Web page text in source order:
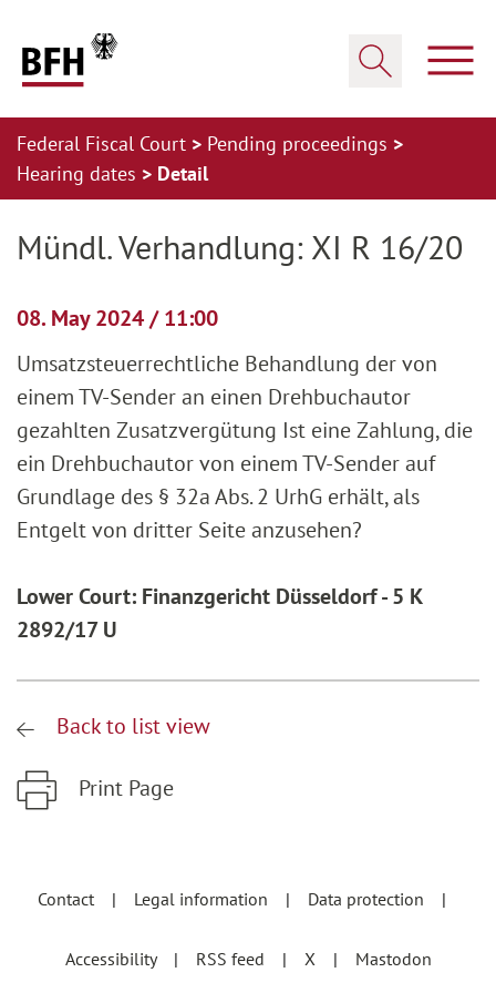
Federal Fiscal Court
Pending proceedings
Hearing dates
Detail
Mündl. Verhandlung: XI R 16/20
08. May 2024 / 11:00
Umsatzsteuerrechtliche Behandlung der von
einem TV-Sender an einen Drehbuchautor
gezahlten Zusatzvergütung Ist eine Zahlung, die
ein Drehbuchautor von einem TV-Sender auf
Grundlage des § 32a Abs. 2 UrhG erhält, als
Entgelt von dritter Seite anzusehen?
Lower Court: Finanzgericht Düsseldorf - 5 K
2892/17 U
Back to list view
Print Page
Contact
Legal information Data protection
Accessibility RSS feed X Mastodon